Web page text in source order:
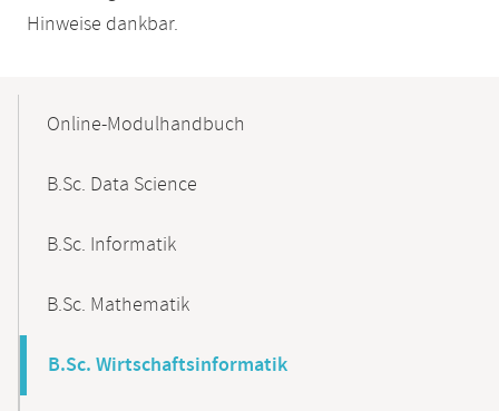
Hinweise dankbar.
NavigationOnline-Modulhandbuch
B.Sc. Data Science
B.Sc. Informatik
B.Sc. Mathematik
B.Sc. Wirtschaftsinformatik